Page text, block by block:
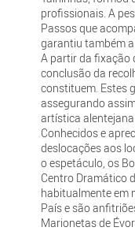
profissionais. A
Passos que
garantiu também
A partir da fixação
conclusão da
constituem. Estes
assegurando
artística
Conhecidos e
deslocações aos
o espetáculo, os
Centro Dramático
habitualmente em
País e são
Marionetas de